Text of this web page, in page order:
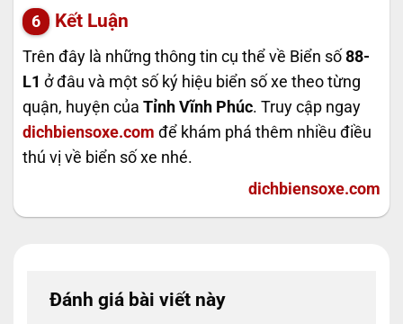
Kết Luận
Trên đây là những thông tin cụ thể về Biển số 88-
L1 ở đâu và một số ký hiệu biển số xe theo từng
quận, huyện của Tỉnh Vĩnh Phúc. Truy cập ngay
dichbiensoxe.com để khám phá thêm nhiều điều
thú vị về biển số xe nhé.
dichbiensoxe.com
Đánh giá bài viết này